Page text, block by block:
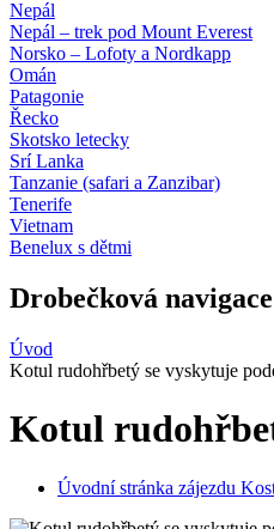
Nepál
Nepál – trek pod Mount Everest
Norsko – Lofoty a Nordkapp
Omán
Patagonie
Řecko
Skotsko letecky
Srí Lanka
Tanzanie (safari a Zanzibar)
Tenerife
Vietnam
Benelux s dětmi
Drobečková navigace
Úvod
Kotul rudohřbetý se vyskytuje
Kotul
Úvodní stránka zájezdu